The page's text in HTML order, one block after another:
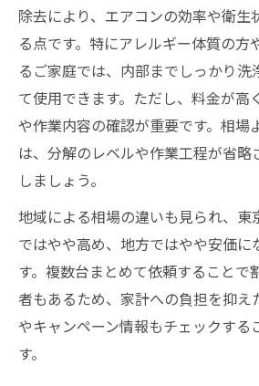
除去により、エアコンの効率や衛生
る点です。特にアレルギー体質の方
るご家庭では、内部までしっかり洗
て使用できます。ただし、料金が高
や作業内容の確認が重要です。相場
は、分解のレベルや作業工程が省略
しましょう。
地域による相場の違いも見られ、東
ではやや高め、地方ではやや安価に
す。複数台まとめて依頼することで
者もあるため、家計への負担を抑え
やキャンペーン情報もチェックする
す。